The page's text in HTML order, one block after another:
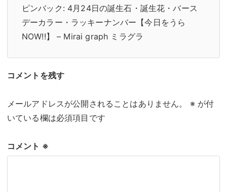
ピンバック: 4月24日の誕生石・誕生花・バース
デーカラー・ラッキーナンバー【今日をうら
NOW!!】 – Mirai graph ミラグラ
コメントを残す
メールアドレスが公開されることはありません。 ※が付
いている欄は必須項目です
コメント ※